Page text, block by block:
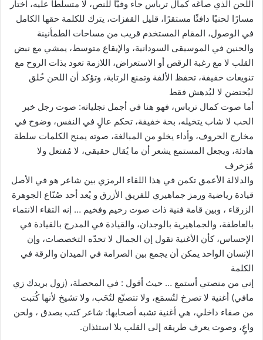
اللحن الذي صاغه كمال ترباس جاء وفيًّا للنص، لا متسلطًا عليه، اختار
مسارًا لحنيًا دافئًا مستقرًا، قليل القفزات، يترك للكلمة حقها الكامل
في الوصول، المقام المستخدم قريب من مساحات الطمأنينة
والحنين في الموسيقى السودانية، والإيقاع متوسط، يمشي مع نبض
القلب لا مع رغبة الرقص أو الاستعراض، اللازمة تعود بذات الروح مع
تنويعات خفيفة، تحفظ الألفة وتمنع الرتابة، وتؤكد أن اللحن خُلق
ليُحتضن لا ليُدهش فقط
أما صوت كمال ترباس، فهو هنا في أجمل تجلياته: صوت رجل خبر
الحب لا شاب يتخيله، بحة خفيفة، تحكم عالٍ في النفس، وضوح في
مخارج الحروف، وأداء يخلو من المبالغة، صوته يمنح الكلمات سلطة
هادئة، ويجعل المستمع يشعر أن ما يُقال حقيقي، لا مُفتعل ولا
مُزخرف
والدلالة الأعمق تكمن في هذا اللقاء الرمزي بين شاعر هو في الأصل
قيادة رياضية ورمز جماهيري للفريق الأزرق و يُعد أحد صُنّاع الجوهرة
الزرقاء ، وبين قامة فنية ذات صوت رخيم وفخيم … إنه التقاء الانتماء
بالعاطفة، والجماهيرية بالوجدان، والقيادة في المدرج بالقيادة في
الإحساس، كأن الأغنية تقول إن الجمال لا تحدّه التخصصات، وإن
الإنسان الواحد يمكن أن يجمع بين الصرامة في الميدان والرقة في
الكلمة
إني من منصتي أستمع … حيث أقول : في المحصلة، (زول بريدك زي
مافي) أغنية لا تصرخ لتُسمَع، ولا تتصنّع لتُحَب، ولا تشيخ لأنها كُتبت
من صفاء داخلي، هي أغنية تشبه أصحابها: شاعر كتب بصدق ، ولحن
واعٍ، وصوت يعرف طريقه إلى القلب بلا استئذان.